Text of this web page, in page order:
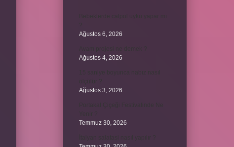
Ağustos 6, 2026
Ağustos 4, 2026
Ağustos 3, 2026
Temmuz 30, 2026